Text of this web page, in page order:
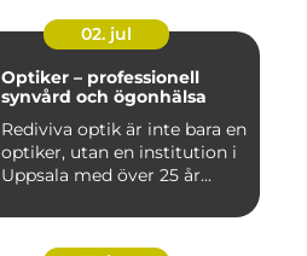
02. jul
Optiker – professionell
synvård och ögonhälsa
Rediviva optik är inte bara en
optiker, utan en institution i
Uppsala med över 25 år...